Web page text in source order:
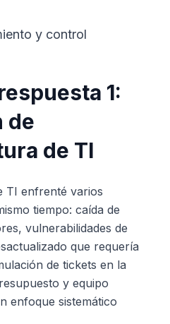
y control
1:
de
de TI
TI enfrenté varios
tiempo: caída de
vulnerabilidades de
que requería
de tickets en la
y equipo
enfoque sistemático